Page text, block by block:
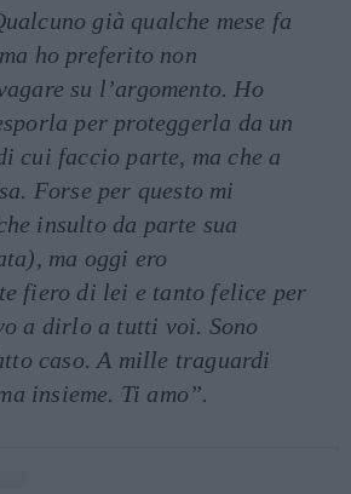
già qualche mese fa
ho preferito non
su l’argomento. Ho
per proteggerla da un
cui faccio parte, ma che a
Forse per questo mi
insulto da parte sua
ma oggi ero
fiero di lei e tanto felice per
a dirlo a tutti voi. Sono
caso. A mille traguardi
insieme. Ti amo”.